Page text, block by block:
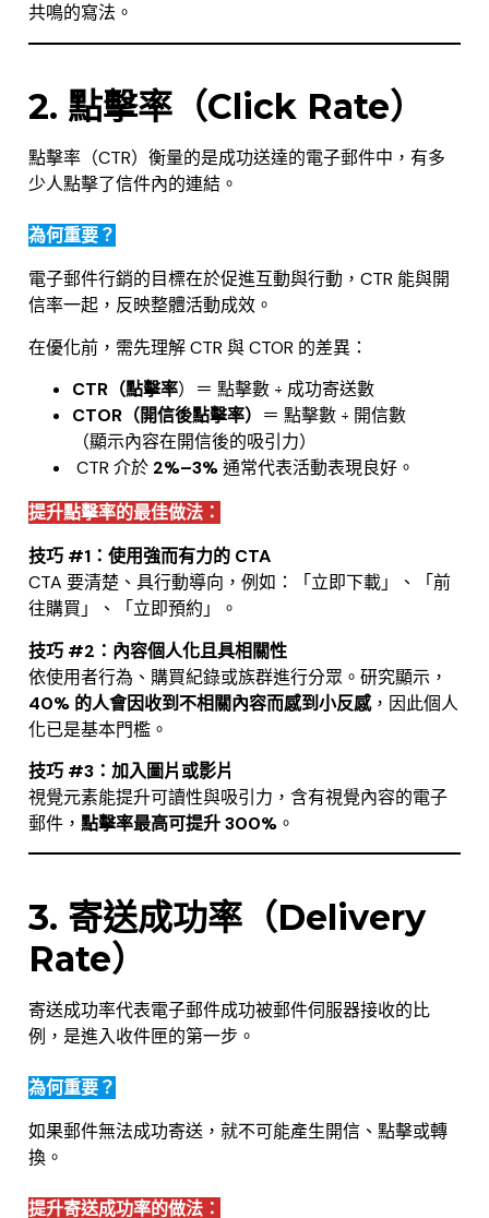
共鳴的寫法。
2. 點擊率（Click Rate）
點擊率（CTR）衡量的是成功送達的電子郵件中，有多
少人點擊了信件內的連結。
為何重要？
電子郵件行銷的目標在於促進互動與行動，CTR 能與開
信率一起，反映整體活動成效。
在優化前，需先理解 CTR 與 CTOR 的差異：
CTR（點擊率）＝ 點擊數 ÷ 成功寄送數
CTOR（開信後點擊率） ＝ 點擊數 ÷ 開信數
（顯示內容在開信後的吸引力）
CTR 介於 2%–3%通常代表活動表現良好。
提升點擊率的最佳做法：
技巧 #1：使用強而有力的 CTA
CTA 要清楚、具行動導向，例如：「立即下載」、「前
往購買」、「立即預約」。
技巧 #2：內容個人化且具相關性
依使用者行為、購買紀錄或族群進行分眾。研究顯示，
40% 的人會因收到不相關內容而感到小反感，因此個人
化已是基本門檻。
技巧 #3：加入圖片或影片
視覺元素能提升可讀性與吸引力，含有視覺內容的電子
郵件， 點擊率最高可提升 300% 。
3. 寄送成功率（Delivery
Rate）
寄送成功率代表電子郵件成功被郵件伺服器接收的比
例，是進入收件匣的第一步。
為何重要？
如果郵件無法成功寄送，就不可能產生開信、點擊或轉
換。
提升寄送成功率的做法：